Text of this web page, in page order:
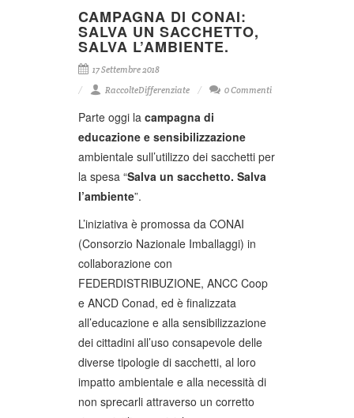
CAMPAGNA DI CONAI:
SALVA UN SACCHETTO,
SALVA L’AMBIENTE.
17 Settembre 2018
RaccolteDifferenziate
0 Commenti
Parte oggi la campagna di
educazione e sensibilizzazione
ambientale sull’utilizzo dei sacchetti per
la spesa “Salva un sacchetto. Salva
l’ambiente”.
L’iniziativa è promossa da CONAI
(Consorzio Nazionale Imballaggi) in
collaborazione con
FEDERDISTRIBUZIONE, ANCC Coop
e ANCD Conad, ed è finalizzata
all’educazione e alla sensibilizzazione
dei cittadini all’uso consapevole delle
diverse tipologie di sacchetti, al loro
impatto ambientale e alla necessità di
non sprecarli attraverso un corretto